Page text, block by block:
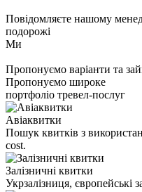
Повідомляєте нашому
подорожі
Ми
Пропонуємо варіанти та
Пропонуємо широке
портфоліо тревел-послуг
Авіаквитки
Пошук квитків з
cost.
Залізничні квитки
Укрзалізниця, європейські